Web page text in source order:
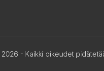
2026 - Kaikki oikeudet